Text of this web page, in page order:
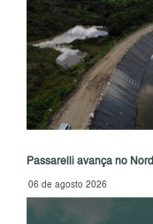
Passarelli avança no
06 de agosto 2026